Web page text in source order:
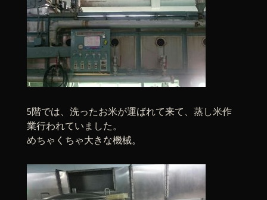
5階では、洗ったお米が運ばれて来て、蒸し米作
業行われていました。
めちゃくちゃ大きな機械。